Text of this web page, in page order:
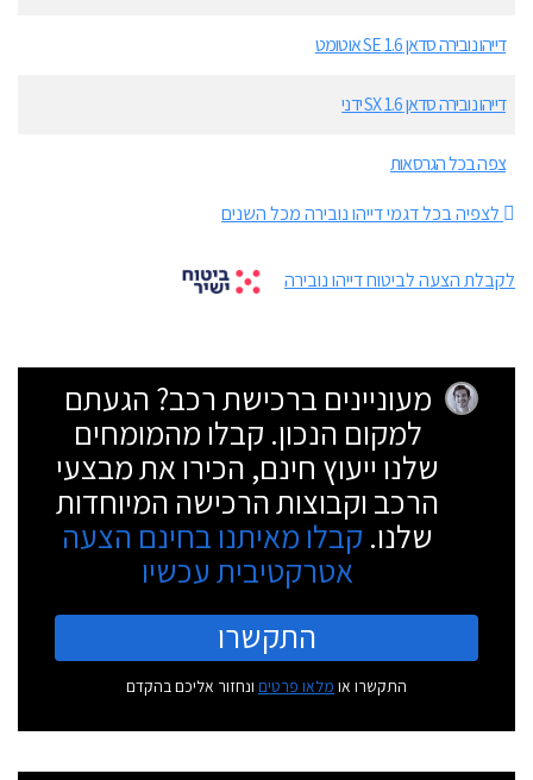
דייהו נובירה סדאן 1.6 SE אוטומט
דייהו נובירה סדאן 1.6 SX ידני
צפה בכל הגרסאות
לצפיה בכל דגמי דייהו נובירה מכל השנים
לקבלת הצעה לביטוח דייהו נובירה
מעוניינים ברכישת רכב? הגעתם
למקום הנכון. קבלו מהמומחים
שלנו ייעוץ חינם, הכירו את מבצעי
הרכב וקבוצות הרכישה המיוחדות
שלנו. קבלו מאיתנו בחינם הצעה
אטרקטיבית עכשיו
התקשרו
התקשרו או מלאו פרטים ונחזור אליכם בהקדם